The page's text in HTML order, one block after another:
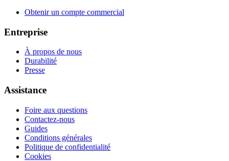
Obtenir un compte commercial
Entreprise
À propos de nous
Durabilité
Presse
Assistance
Foire aux questions
Contactez-nous
Guides
Conditions générales
Politique de confidentialité
Cookies